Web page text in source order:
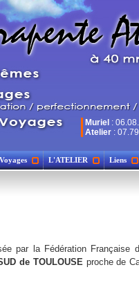
Muriel :
Atelier :
Voyages L'ATELIER Liens
par la Fédération Française
de TOULOUSEproche de